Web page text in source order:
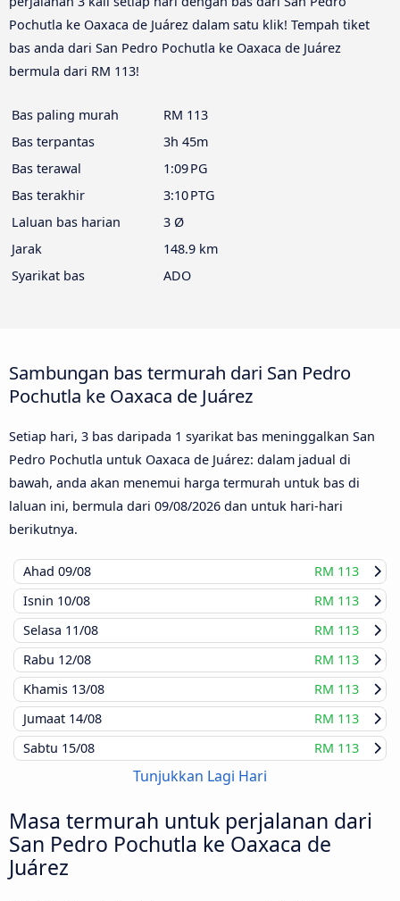
Pochutla ke Oaxaca de Juárez dalam satu klik! Tempah tiket
bas anda dari San Pedro Pochutla ke Oaxaca de Juárez
bermula dari RM 113!
Bas paling murah
RM 113
Bas terpantas
3h 45m
Bas terawal
1:09 PG
Bas terakhir
3:10 PTG
Laluan bas harian
3 Ø
Jarak
148.9 km
Syarikat bas
ADO
Sambungan bas termurah dari San Pedro
Pochutla ke Oaxaca de Juárez
Setiap hari, 3 bas daripada 1 syarikat bas meninggalkan San
Pedro Pochutla untuk Oaxaca de Juárez: dalam jadual di
bawah, anda akan menemui harga termurah untuk bas di
laluan ini, bermula dari 09/08/2026 dan untuk hari-hari
berikutnya.
Ahad 09/08
RM 113
Isnin 10/08
RM 113
Selasa 11/08
RM 113
Rabu 12/08
RM 113
Khamis 13/08
RM 113
Jumaat 14/08
RM 113
Sabtu 15/08 RM 113
Tunjukkan Lagi Hari
Masa termurah untuk perjalanan dari
San Pedro Pochutla ke Oaxaca de
Juárez